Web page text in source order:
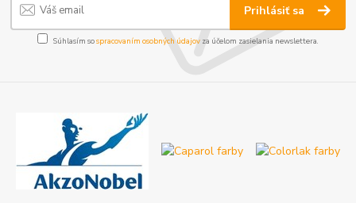
Prihlásiť sa
Súhlasím sospracovaním osobných údajov za účelom zasielania newslettera.